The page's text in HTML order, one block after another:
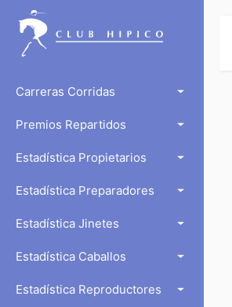
Carreras Corridas
Premios Repartidos
Estadística Propietarios
Estadística Preparadores
Estadística Jinetes
Estadística Caballos
Estadística Reproductores